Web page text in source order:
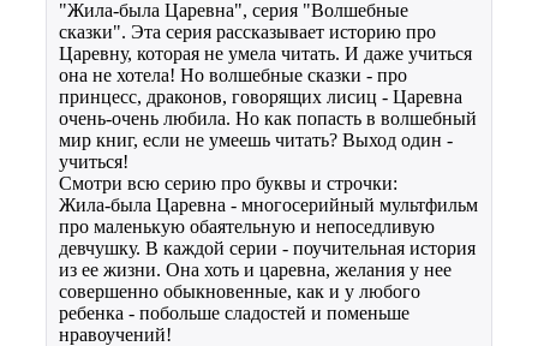
"Жила-была Царевна", серия "Волшебные
сказки". Эта серия рассказывает историю про
Царевну, которая не умела читать. И даже учиться
она не хотела! Но волшебные сказки - про
принцесс, драконов, говорящих лисиц - Царевна
очень-очень любила. Но как попасть в волшебный
мир книг, если не умеешь читать? Выход один -
учиться!
Смотри всю серию про буквы и строчки:
Жила-была Царевна - многосерийный мультфильм
про маленькую обаятельную и непоседливую
девчушку. В каждой серии - поучительная история
из ее жизни. Она хоть и царевна, желания у нее
совершенно обыкновенные, как и у любого
ребенка - побольше сладостей и поменьше
нравоучений!